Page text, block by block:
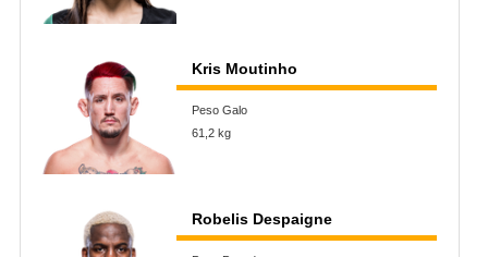
Kris Moutinho
Peso Galo
61,2 kg
Robelis Despaigne